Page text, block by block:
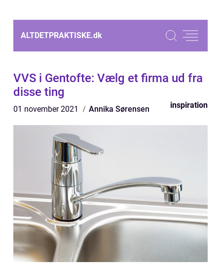
ALTDETPRAKTISKE.dk
VVS i Gentofte: Vælg et firma ud fra
disse ting
01 november 2021 Annika Sørensen inspiration